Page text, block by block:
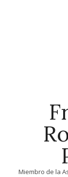
Miembro de la